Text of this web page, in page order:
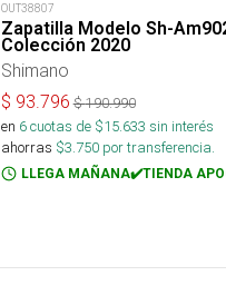
OUT38807
Zapatilla Modelo Sh-
Colección 2020
Shimano
$ 93.796 $190.990
en 6cuotas de $15.633 sin interés
ahorras $3.750por transferencia.
LLEGA MAÑANA✔️TIENDA